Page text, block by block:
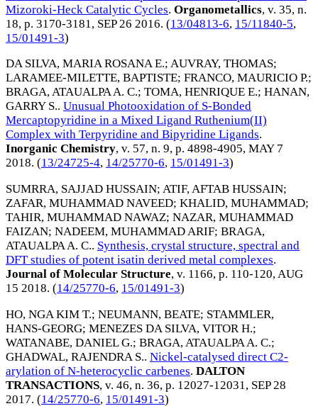
Mizoroki-Heck Catalytic Cycles. Organometallics, v. 35, n.
18, p. 3170-3181, SEP 26 2016. (13/04813-6, 15/11840-5,
15/01491-3)
DA SILVA, MARIA ROSANA E.; AUVRAY, THOMAS;
LARAMEE-MILETTE, BAPTISTE; FRANCO, MAURICIO P.;
BRAGA, ATAUALPA A. C.; TOMA, HENRIQUE E.; HANAN,
GARRY S.. Unusual Photooxidation of S-Bonded
Mercaptopyridine in a Mixed Ligand Ruthenium(II)
Complex with Terpyridine and Bipyridine Ligands.
Inorganic Chemistry, v. 57, n. 9, p. 4898-4905, MAY 7
2018. (13/24725-4, 14/25770-6, 15/01491-3)
SUMRRA, SAJJAD HUSSAIN; ATIF, AFTAB HUSSAIN;
ZAFAR, MUHAMMAD NAVEED; KHALID, MUHAMMAD;
TAHIR, MUHAMMAD NAWAZ; NAZAR, MUHAMMAD
FAIZAN; NADEEM, MUHAMMAD ARIF; BRAGA,
ATAUALPA A. C.. Synthesis, crystal structure, spectral and
DFT studies of potent isatin derived metal complexes.
Journal of Molecular Structure, v. 1166, p. 110-120,AUG
15 2018. (14/25770-6, 15/01491-3)
HO, NGA KIM T.; NEUMANN, BEATE; STAMMLER,
HANS-GEORG; MENEZES DA SILVA, VITOR H.;
WATANABE, DANIEL G.; BRAGA, ATAUALPA A. C.;
GHADWAL, RAJENDRA S.. Nickel-catalysed direct C2-
arylation of N-heterocyclic carbenes. DALTON
TRANSACTIONS, v. 46, n. 36, p. 12027-12031, SEP 28
2017. (14/25770-6, 15/01491-3)